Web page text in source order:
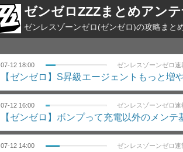
ゼンゼロZZZまとめアン
ゼンレスゾーンゼロ(ゼンゼロ)の攻略まと
07-12 18:00 ゼンレスゾーンゼロ
【ゼンゼロ】S昇級エージェントもっと増
07-12 16:00 ゼンレスゾーンゼロ
【ゼンゼロ】ボンプって充電以外のメンテ
07-12 14:00 ゼンレスゾーンゼロ